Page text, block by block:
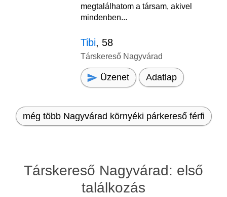
megtalálhatom a társam, akivel
mindenben...
Tibi, 58
Társkereső Nagyvárad
Üzenet Adatlap
még több Nagyvárad környéki párkereső férfi
Társkereső Nagyvárad: első
találkozás